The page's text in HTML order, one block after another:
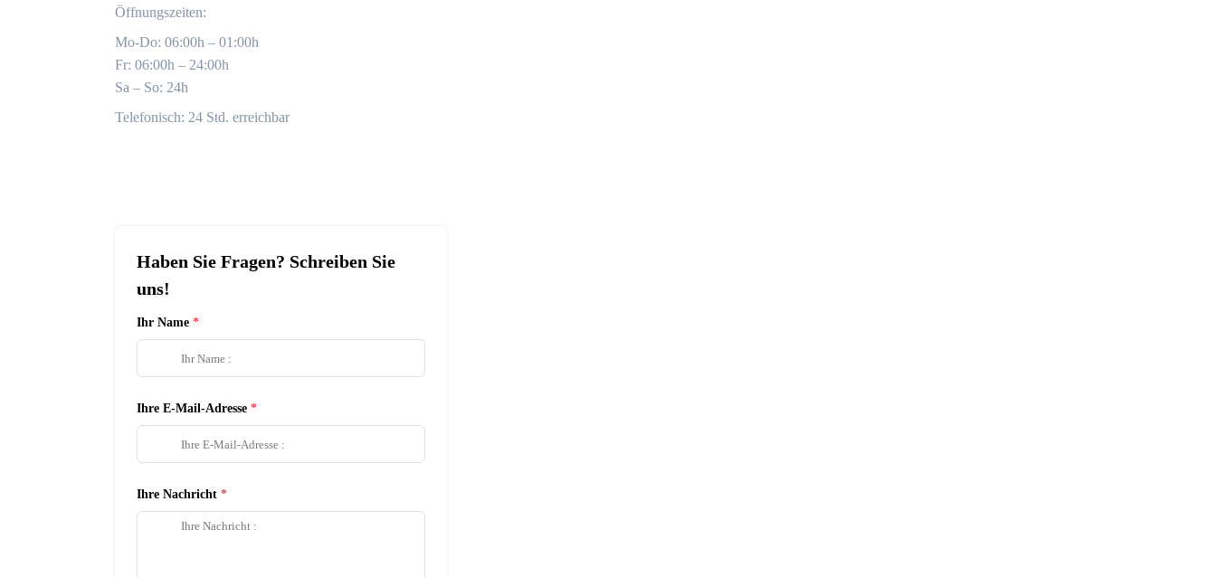
Öffnungszeiten:
Mo-Do: 06:00h – 01:00h
Fr: 06:00h – 24:00h
Sa – So: 24h
Telefonisch: 24 Std. erreichbar
Haben Sie Fragen? Schreiben Sie
uns!
Ihr Name
Ihre E-Mail-Adresse
Ihre Nachricht